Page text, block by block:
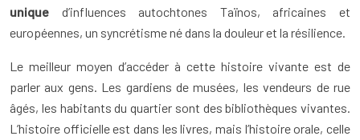
unique d’influences autochtones Taïnos, africaines et
européennes, un syncrétisme né dans la douleur et la résilience.
Le meilleur moyen d’accéder à cette histoire vivante est de
parler aux gens. Les gardiens de musées, les vendeurs de rue
âgés, les habitants du quartier sont des bibliothèques vivantes.
L’histoire officielle est dans les livres, mais l’histoire orale, celle